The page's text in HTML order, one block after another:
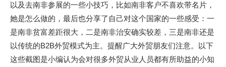
以及去南非参展的一些小技巧，比如南非客户不喜欢带名片，
她是怎么做的，最后也分享了自己对这个国家的一些感受：一
是南非贫富差距很大，二是南非治安确实较差，三是南非还是
以传统的B2B外贸模式为主。提醒广大外贸朋友们注意。以下
这些截图是小编认为会对很多外贸从业人员都有所助益的小知